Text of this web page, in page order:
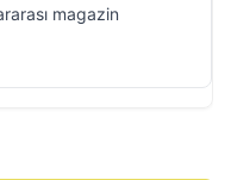
magazin